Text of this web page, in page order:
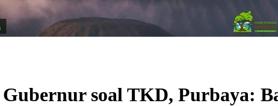
soal TKD, Purbaya: